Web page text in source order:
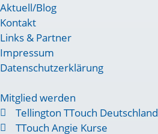
Aktuell/Blog
Kontakt
Links & Partner
Impressum
Datenschutzerklärung
Mitglied werden
Tellington TTouch Deutschland
TTouch Angie Kurse